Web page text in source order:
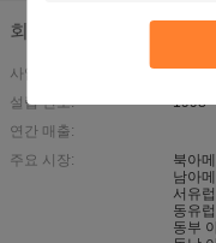
회사 세부 사항
사업 유형:
설립 년도:
1998
연간 매출:
주요 시장:
북아
남아
서유럽
동유럽
동부